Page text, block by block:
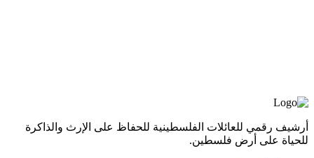
أرشيف رقمي للعائلات الفلسطينية للحفاظ على الإرث والذاكرة
للحياة على أرض فلسطين.